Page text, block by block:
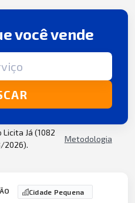
você vende
Licita Já (1082
2026).
Metodologia
Cidade Pequena